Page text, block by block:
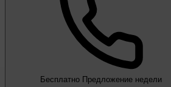
Бесплатно Предложение недели